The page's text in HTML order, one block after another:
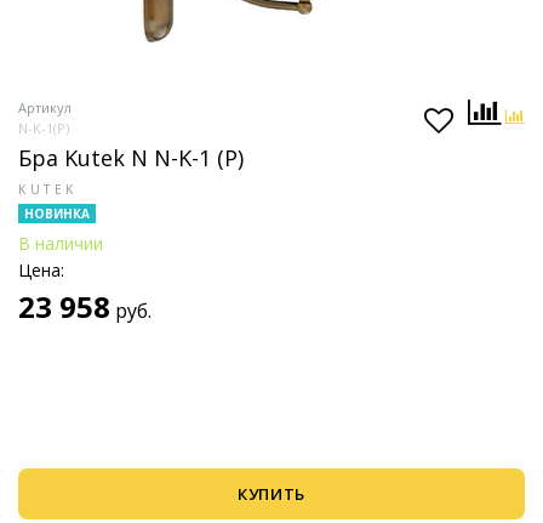
Артикул
N-K-1(P)
Бра Kutek N N-K-1 (P)
KUTEK
НОВИНКА
В наличии
Цена:
23 958 руб.
КУПИТЬ